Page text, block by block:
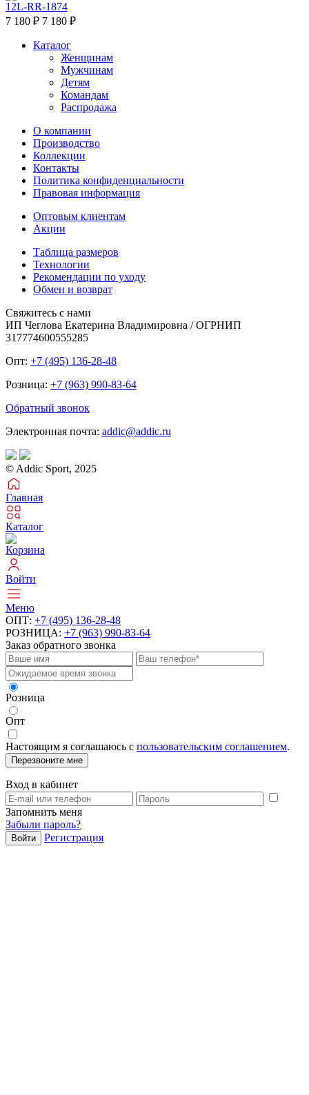
12L-RR-1874
7 180 ₽ 7 180 ₽
Каталог
Женщинам
Мужчинам
Детям
Командам
Распродажа
О компании
Производство
Коллекции
Контакты
Политика конфиденциальности
Правовая информация
Оптовым клиентам
Акции
Таблица размеров
Технологии
Рекомендации по уходу
Обмен и возврат
Свяжитесь с нами
ИП Чеглова Екатерина Владимировна / ОГРНИП
317774600555285
Опт: +7 (495) 136-28-48
Розница: +7 (963) 990-83-64
Обратный звонок
Электронная почта: addic@addic.ru
© Addic Sport, 2025
Главная
Каталог
Корзина
Войти
Меню
ОПТ: +7 (495) 136-28-48
РОЗНИЦА: +7 (963) 990-83-64
Заказ обратного звонка
Розница
Опт
Настоящим я соглашаюсь с пользовательским соглашением.
Перезвоните мне
Вход в кабинет
Запомнить меня
Забыли пароль?
Войти Регистрация